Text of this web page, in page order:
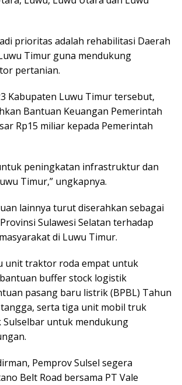
prioritas adalah rehabilitasi Daerah
Timur guna mendukung
pertanian.
Kabupaten Luwu Timur tersebut,
Bantuan Keuangan Pemerintah
Rp15 miliar kepada Pemerintah
peningkatan infrastruktur dan
Timur,” ungkapnya.
lainnya turut diserahkan sebagai
Sulawesi Selatan terhadap
di Luwu Timur.
unit traktor roda empat untuk
buffer stock logistik
pasang baru listrik (BPBL) Tahun
serta tiga unit mobil truk
untuk mendukung
Pemprov Sulsel segera
Belt Road bersama PT Vale